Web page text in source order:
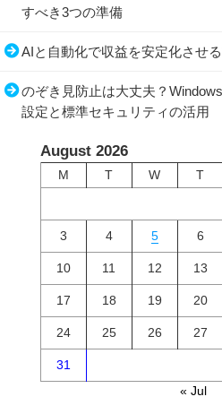
すべき3つの準備
AIと自動化で収益を安定化させ
のぞき見防止は大丈夫？
設定と標準セキュリティの活用
August 2026
M T W T
3 4 5 6
10 11 12 13
17 18 19 20
24 25 26 27
31
« Jul